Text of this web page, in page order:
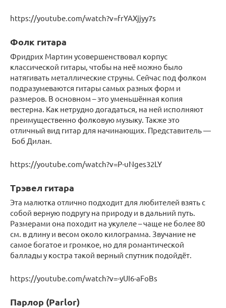
https://youtube.com/watch?v=frYAXjjyy7s
Фолк гитара
Фридрих Мартин усовершенствовал корпус
классической гитары, чтобы на неё можно было
натягивать металлические струны. Сейчас под фолком
подразумеваются гитары самых разных форм и
размеров. В основном – это уменьшённая копия
вестерна. Как нетрудно догадаться, на ней исполняют
преимущественно фолковую музыку. Также это
отличный вид гитар для начинающих. Представитель —
Боб Дилан.
https://youtube.com/watch?v=P-uNges32LY
Трэвел гитара
Эта малютка отлично подходит для любителей взять с
собой верную подругу на природу и в дальний путь.
Размерами она походит на укулеле – чаще не более 80
см. в длину и весом около килограмма. Звучание не
самое богатое и громкое, но для романтической
баллады у костра такой верный спутник подойдёт.
https://youtube.com/watch?v=-yUI6-aFoBs
Парлор (Parlor)